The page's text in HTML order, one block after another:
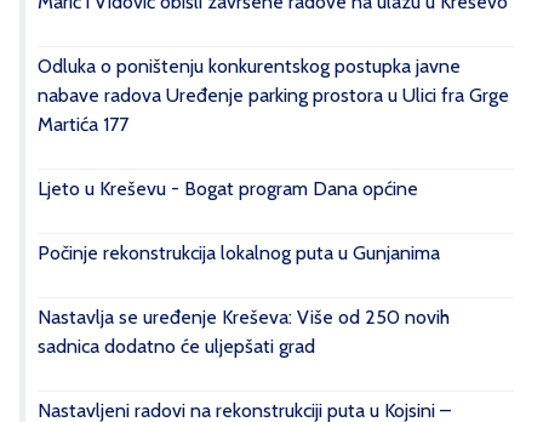
Odluka o poništenju konkurentskog postupka javne
nabave radova Uređenje parking prostora u Ulici fra Grge
Martića 177
Ljeto u Kreševu - Bogat program Dana općine
Počinje rekonstrukcija lokalnog puta u Gunjanima
Nastavlja se uređenje Kreševa: Više od 250 novih
sadnica dodatno će uljepšati grad
Nastavljeni radovi na rekonstrukciji puta u Kojsini –